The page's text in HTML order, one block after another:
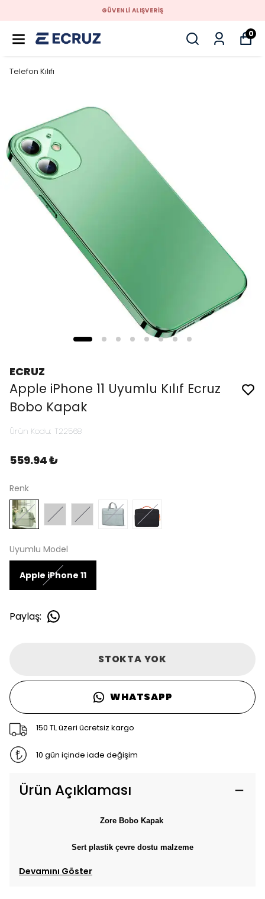
GÜVENLİ ALIŞVERİŞ
0
Telefon Kılıfı
ECRUZ
Apple iPhone 11 Uyumlu Kılıf Ecruz
Bobo Kapak
Ürün Kodu: T22568
559.94 ₺
Renk
Uyumlu Model
Apple iPhone 11
Paylaş:
STOKTA YOK
WHATSAPP
150 TL üzeri ücretsiz kargo
10 gün içinde iade değişim
Ürün Açıklaması
Zore Bobo Kapak
Sert plastik çevre dostu malzeme
Devamını Göster